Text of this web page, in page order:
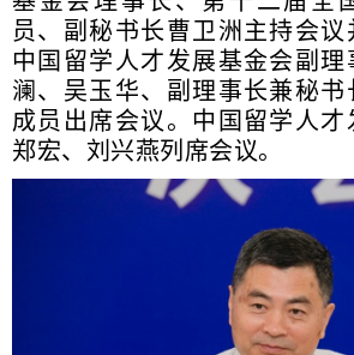
员、副秘书长曹卫洲主持会议
中国留学人才发展基金会副理
澜、吴玉华、副理事长兼秘书
成员出席会议。中国留学人才
郑宏、刘兴燕列席会议。